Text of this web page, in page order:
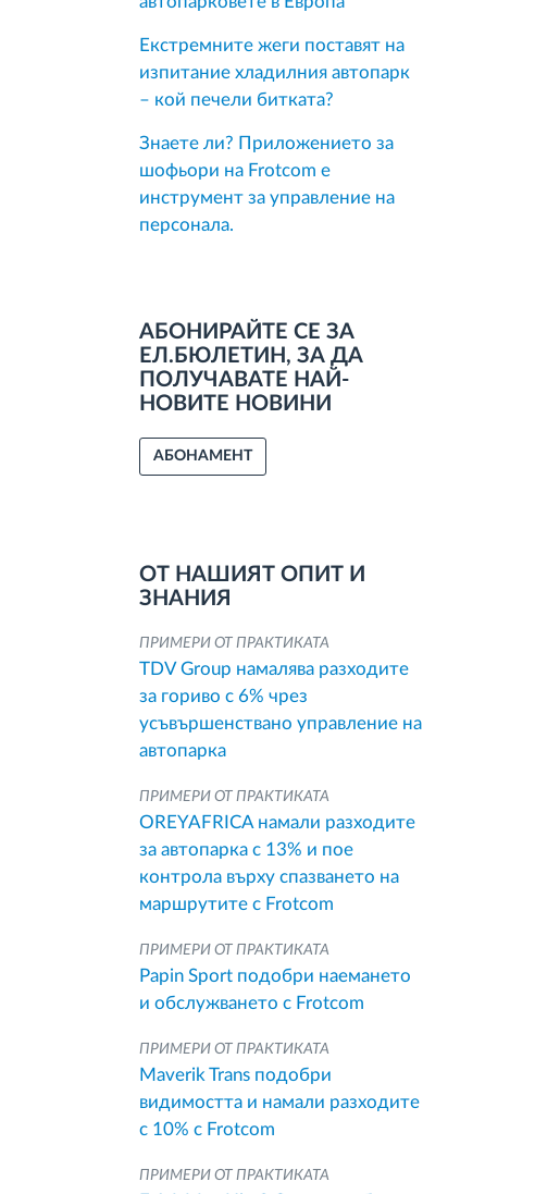
Екстремните жеги поставят на
изпитание хладилния автопарк
– кой печели битката?
Знаете ли? Приложението за
шофьори на Frotcom е
инструмент за управление на
персонала.
АБОНИРАЙТЕ СЕ ЗА
ЕЛ.БЮЛЕТИН, ЗА ДА
ПОЛУЧАВАТЕ НАЙ-
НОВИТЕ НОВИНИ
АБОНАМЕНТ
ОТ НАШИЯТ ОПИТ И
ЗНАНИЯ
ПРИМЕРИ ОТ ПРАКТИКАТА
TDV Group намалява разходите
за гориво с 6% чрез
усъвършенствано управление на
автопарка
ПРИМЕРИ ОТ ПРАКТИКАТА
OREYAFRICA намали разходите
за автопарка с 13% и пое
контрола върху спазването на
маршрутите с Frotcom
ПРИМЕРИ ОТ ПРАКТИКАТА
Papin Sport подобри наемането
и обслужването с Frotcom
ПРИМЕРИ ОТ ПРАКТИКАТА
Maverik Trans подобри
видимостта и намали разходите
с 10% с Frotcom
ПРИМЕРИ ОТ ПРАКТИКАТА